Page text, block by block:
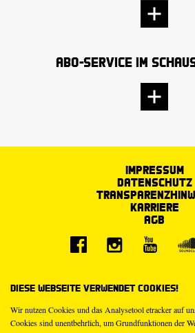
Diese Webseite verwendet Cookies!
Wir nutzen Cookies und das Analysetool etracker auf
Cookies sind unentbehrlich, um Grundfunktionen der
Abo-Service im
Impressum
Datenschutz
Karriere
AGB